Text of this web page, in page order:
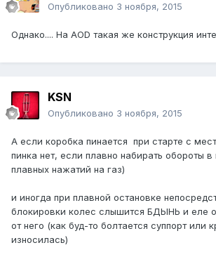
Опубликовано 3 ноября, 2015
Однако.... На AOD такая же конструкция
KSN
Опубликовано 3 ноября, 2015
А если коробка пинается при старте с
пинка нет, если плавно набирать обороты в
плавных нажатий на газ)
и иногда при плавной остановке
блокировки колес слышится БДЫНЬ и еле
от него (как буд-то болтается суппорт или
износилась)